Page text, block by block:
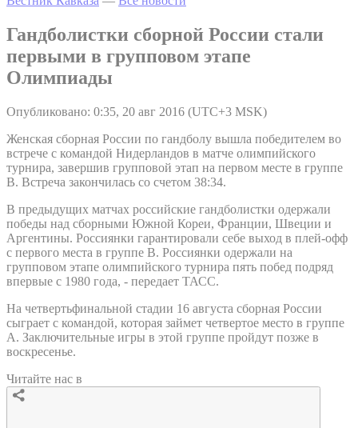
Гандболистки сборной России стали
первыми в групповом этапе
Олимпиады
Опубликовано: 0:35, 20 авг 2016 (UTC+3 MSK)
Женская сборная России по гандболу вышла победителем во
встрече с командой Нидерландов в матче олимпийского
турнира, завершив групповой этап на первом месте в группе
B. Встреча закончилась со счетом 38:34.
В предыдущих матчах российские гандболистки одержали
победы над сборными Южной Кореи, Франции, Швеции и
Аргентины. Россиянки гарантировали себе выход в плей-офф
с первого места в группе B. Россиянки одержали на
групповом этапе олимпийского турнира пять побед подряд
впервые с 1980 года, - передает ТАСС.
На четвертьфинальной стадии 16 августа сборная России
сыграет с командой, которая займет четвертое место в группе
A. Заключительные игры в этой группе пройдут позже в
воскресенье.
Читайте нас в